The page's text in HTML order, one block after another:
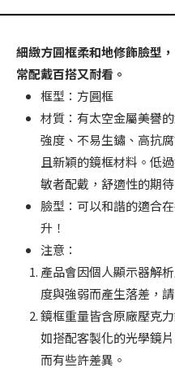
細緻方圓框柔和地修飾臉型
常配戴百搭又耐看。
框型：方圓框
材質：有太空金屬美譽
強度、不易生鏽、高抗
且新穎的鏡框材料。低
敏者配戴，舒適性的期待
臉型：可以和諧的適合
升！
注意：
產品會因個人顯示器解
度與強弱而產生落差，
鏡框重量皆含原廠壓克
如搭配客製化的光學鏡
而有些許差異。